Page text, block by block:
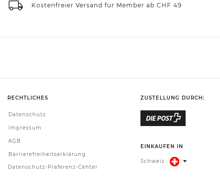
Kostenfreier Versand für Member ab CHF 49
RECHTLICHES
Datenschutz
Impressum
AGB
Barrierefreiheitserklärung
Datenschutz-Präferenz-Center
ZUSTELLUNG DURCH:
EINKAUFEN IN
Schweiz